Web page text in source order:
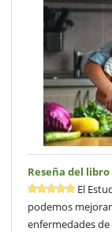
Reseña del
El
podemos
enfermedades